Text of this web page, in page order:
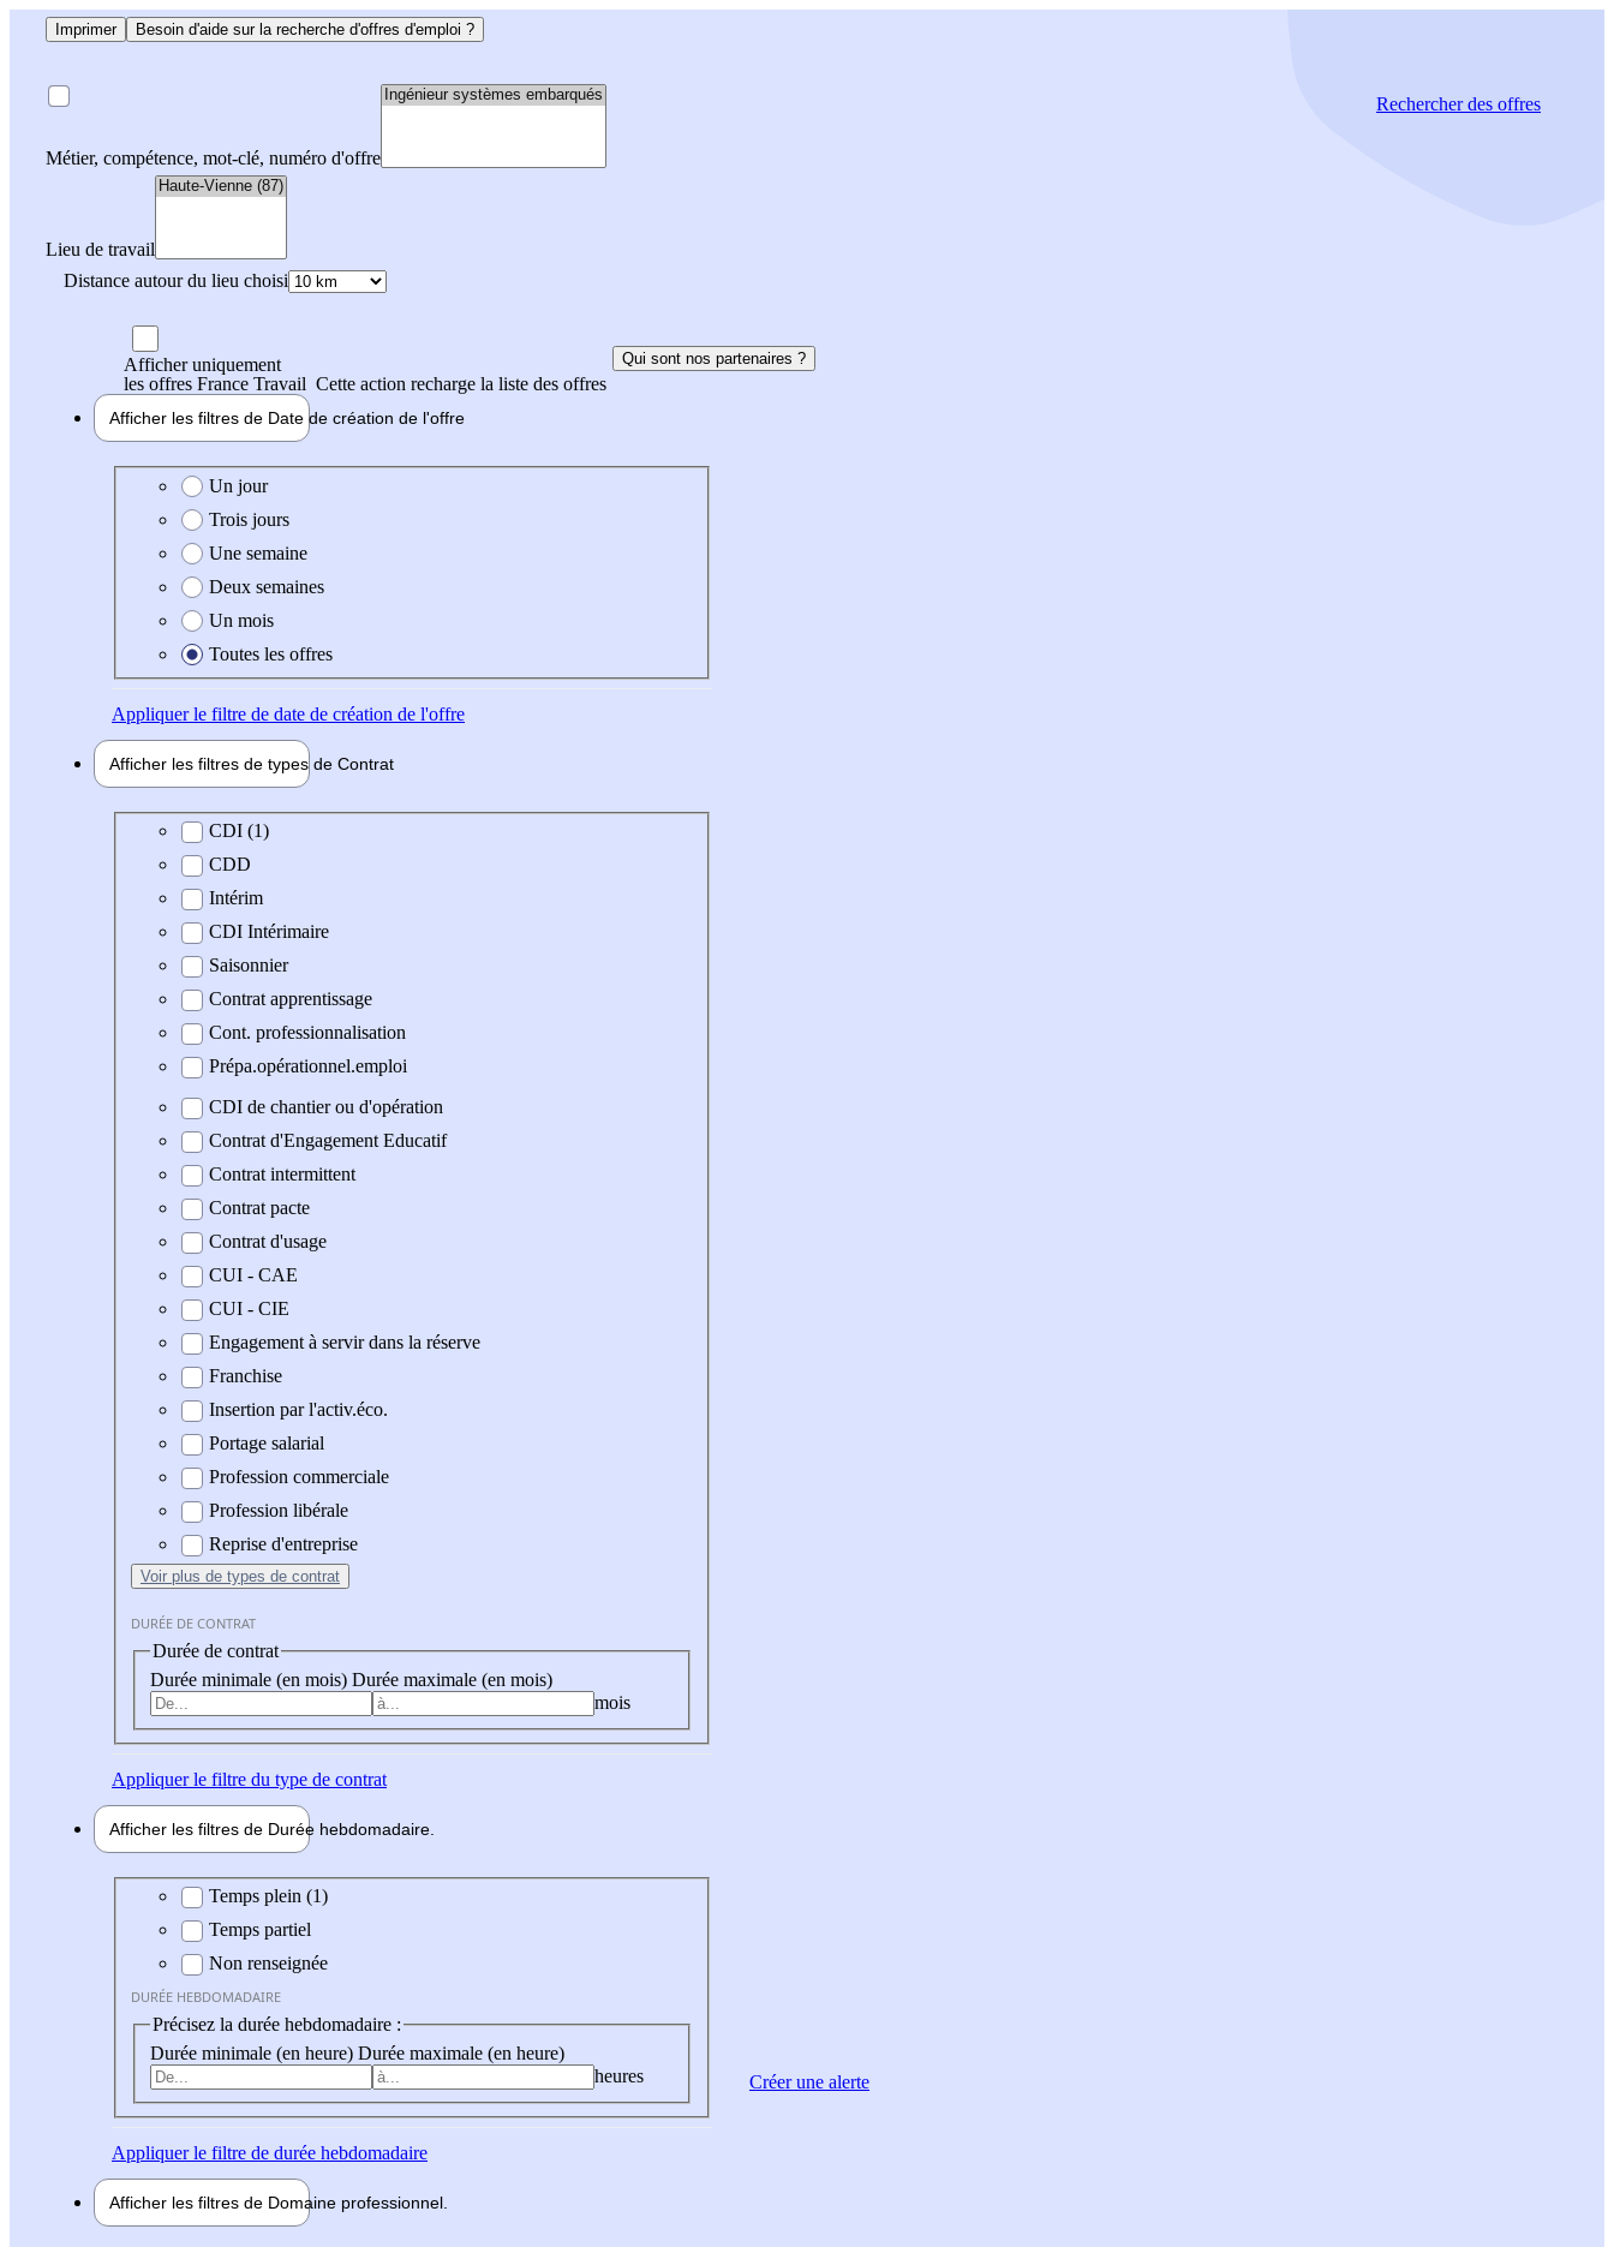
Imprimer Besoin d'aide sur la recherche d'offres d'emploi ?
Métier, compétence, mot-clé, numéro d'offre
Lieu de travail
Distance autour du lieu choisi
Rechercherdes offres
Afficher uniquement
les offres France Travail Cette action recharge la liste des offres
Qui sont nos partenaires ?
Afficher les filtres de Date de création de l'offre
Date de création de l'offre
Un jour
Trois jours
Une semaine
Deux semaines
Un mois
Toutes les offres
Appliquerle filtre de date de création de l'offre
Afficher les filtres de types de Contrat
Type de contrat
CDI (1)
CDD
Intérim
CDI Intérimaire
Saisonnier
Contrat apprentissage
Cont. professionnalisation
Prépa.opérationnel.emploi
CDI de chantier ou d'opération
Contrat d'Engagement Educatif
Contrat intermittent
Contrat pacte
Contrat d'usage
CUI - CAE
CUI - CIE
Engagement à servir dans la réserve
Franchise
Insertion par l'activ.éco.
Portage salarial
Profession commerciale
Profession libérale
Reprise d'entreprise
Voir plus de types de contrat
DURÉE DE CONTRAT
Durée de contrat
Durée minimale (en mois) Durée maximale (en mois)
mois
Appliquerle filtre du type de contrat
Afficher les filtres de Durée hebdomadaire
Durée hebdomadaire
Temps plein (1)
Temps partiel
Non renseignée
DURÉE HEBDOMADAIRE
Précisez la durée hebdomadaire :
Durée minimale (en heure) Durée maximale (en heure)
heures
Appliquerle filtre de durée hebdomadaire
Afficher les filtres de Domaine professionnel
Créer une alerte